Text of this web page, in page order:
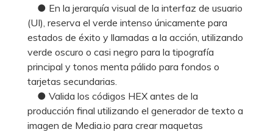
● En la jerarquía visual de la interfaz de usuario
(UI), reserva el verde intenso únicamente para
estados de éxito y llamadas a la acción, utilizando
verde oscuro o casi negro para la tipografía
principal y tonos menta pálido para fondos o
tarjetas secundarias.
● Valida los códigos HEX antes de la
producción final utilizando el generador de texto a
imagen de Media.io para crear maquetas